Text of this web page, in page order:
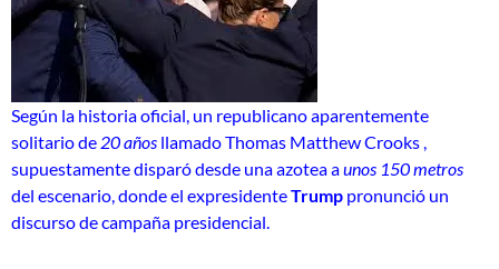
Según la historia oficial, un republicano aparentemente
solitario de 20 años llamadoThomas Matthew Crooks ,
supuestamente disparó desde una azotea aunos 150 metros
del escenario, donde el expresidenteTrump pronunció un
discurso de campaña presidencial.